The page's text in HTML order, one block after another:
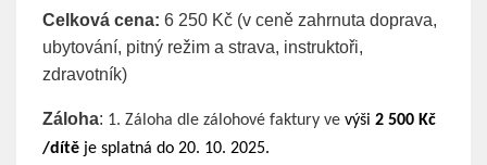
Celková cena: 6 250 Kč (v ceně zahrnuta doprava,
ubytování, pitný režim a strava, instruktoři,
zdravotník)
Záloha: 1. Záloha dle zálohové faktury ve výši 2 500 Kč
/dítě je splatná do 20. 10. 2025.